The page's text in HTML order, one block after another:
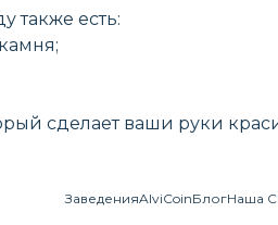
также есть:
сделает ваши руки
ЗаведенияAlviCoinБлогНаша